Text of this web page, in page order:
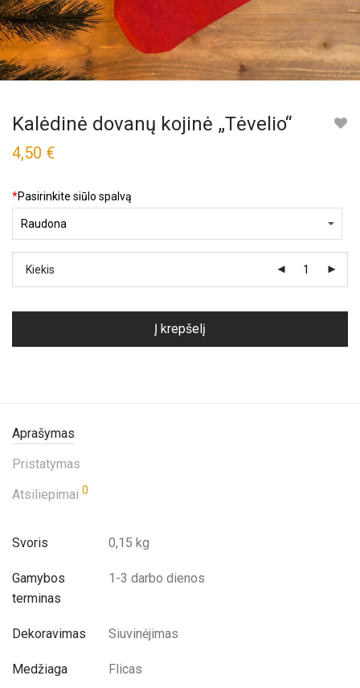
Kalėdinė dovanų kojinė „Tėvelio“
4,50 €
*Pasirinkite siūlo spalvą
Kiekis
Į krepšelį
Aprašymas
Pristatymas
Atsiliepimai 0
Svoris 0,15 kg
Gamybos
terminas
1-3 darbo dienos
Dekoravimas Siuvinėjimas
Medžiaga Flicas